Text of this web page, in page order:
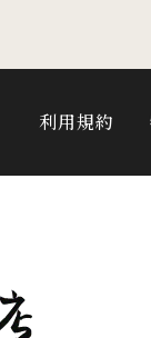
利用規約